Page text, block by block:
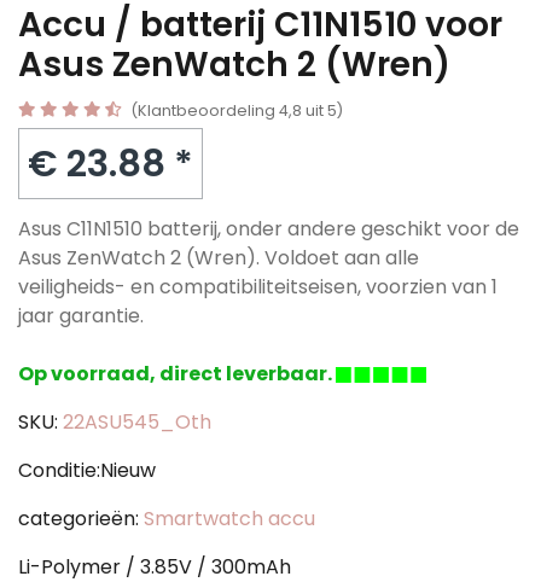
Accu / batterij C11N1510 voor
Asus ZenWatch 2 (Wren)
(Klantbeoordeling 4,8 uit 5)
€ 23.88 *
Asus C11N1510 batterij, onder andere geschikt voor de
Asus ZenWatch 2 (Wren). Voldoet aan alle
veiligheids- en compatibiliteitseisen, voorzien van 1
jaar garantie.
Op voorraad, direct leverbaar.
SKU: 22ASU545_Oth
Conditie:Nieuw
categorieën: Smartwatch accu
Li-Polymer / 3.85V / 300mAh